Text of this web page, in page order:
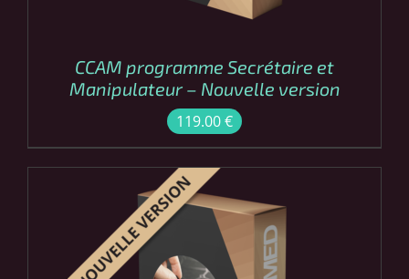
CCAM programme Secrétaire et
Manipulateur – Nouvelle version
119.00€